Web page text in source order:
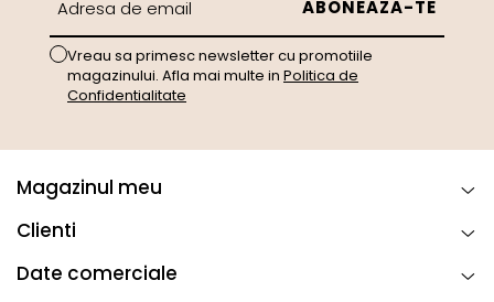
Vreau sa primesc newsletter cu promotiile
magazinului. Afla mai multe in Politica de
Confidentialitate
Magazinul meu
Clienti
Date comerciale